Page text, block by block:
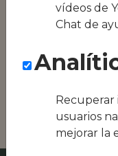
oferta local de
ser Bar
vídeos de
Chat de
Recuperar
usuarios
mejorar la